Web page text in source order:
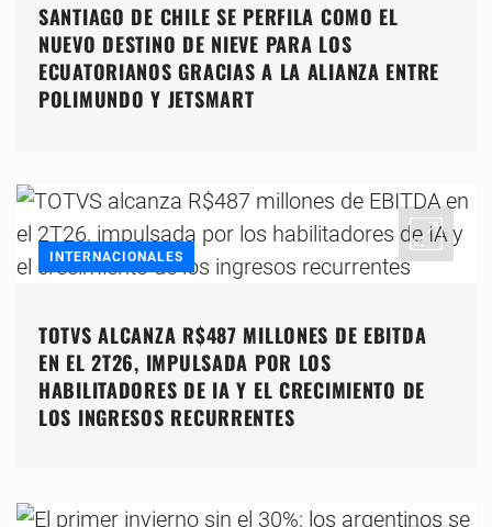
SANTIAGO DE CHILE SE PERFILA COMO EL
NUEVO DESTINO DE NIEVE PARA LOS
ECUATORIANOS GRACIAS A LA ALIANZA ENTRE
POLIMUNDO Y JETSMART
INTERNACIONALES
TOTVS ALCANZA R$487 MILLONES DE EBITDA
EN EL 2T26, IMPULSADA POR LOS
HABILITADORES DE IA Y EL CRECIMIENTO DE
LOS INGRESOS RECURRENTES